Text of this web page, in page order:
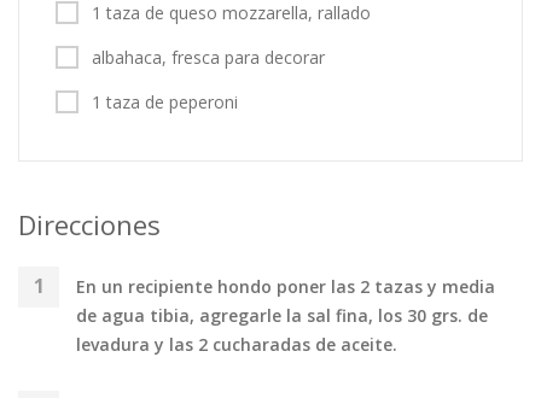
1 taza de queso mozzarella, rallado
albahaca, fresca para decorar
1 taza de peperoni
Direcciones
En un recipiente hondo poner las 2 tazas y media
de agua tibia, agregarle la sal fina, los 30 grs. de
levadura y las 2 cucharadas de aceite.